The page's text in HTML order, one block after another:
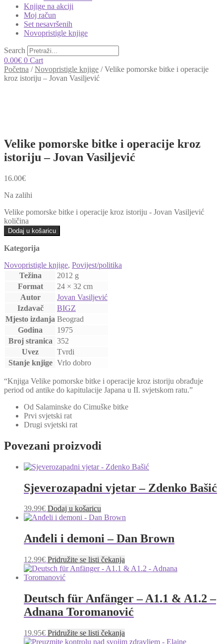
Knjige na akciji
Moj račun
Set nesavršenih
Novopristigle knjige
Search
0.00€ 0 Cart
Početna /Novopristigle knjige /Velike pomorske bitke i operacije
kroz istoriju – Jovan Vasiljević
Velike pomorske bitke i operacije kroz
istoriju – Jovan Vasiljević
16.00€
Na zalihi
Velike pomorske bitke i operacije kroz istoriju - Jovan Vasiljević
količina
Dodaj u košaricu
Kategorija
Novopristigle knjige, Povijest/politika
Težina
2012 g
Format
24 × 32 cm
Autor
Jovan Vasiljević
Izdavač
BIGZ
Mjesto izdanja Beograd
Godina
1975
Broj stranica 352
Uvez
Tvrdi
Stanje knjige Vrlo dobro
“Knjiga Velike pomorske bitke i operacije kroz istoriju obrađuje
period od antike do kapitulacije Japana u II. svjetskom ratu.”
Od Salaminske do Cimuške bitke
Prvi svjetski rat
Drugi svjetski rat
Povezani proizvodi
Sjeverozapadni vjetar – Zdenko Bašić
39.99€ Dodaj u košaricu
Anđeli i demoni – Dan Brown
12.99€ Pridružite se listi čekanja
Deutsch für Anfänger – A1.1 & A1.2 –
Adnana Toromanović
19.95€ Pridružite se listi čekanja